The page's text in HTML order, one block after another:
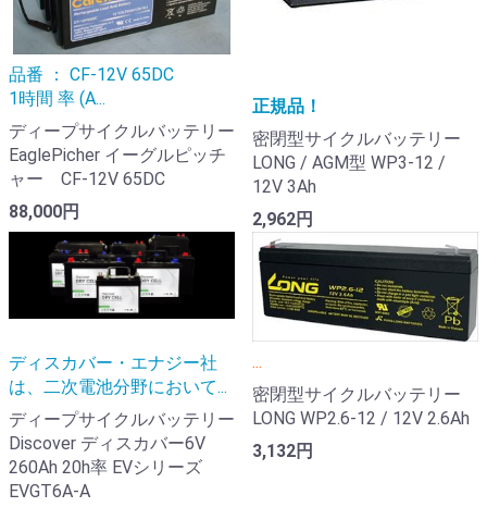
品番 ： CF-12V 65DC
1時間 率 (A...
ディープサイクルバッテリー
EaglePicher イーグルピッチ
ャー CF-12V 65DC
88,000円
正規品！
密閉型サイクルバッテリー
LONG / AGM型 WP3-12 /
12V 3Ah
2,962円
ディスカバー・エナジー社
は、二次電池分野において...
ディープサイクルバッテリー
Discover ディスカバー6V
260Ah 20h率 EVシリーズ
EVGT6A-A
...
密閉型サイクルバッテリー
LONG WP2.6-12 / 12V 2.6Ah
3,132円